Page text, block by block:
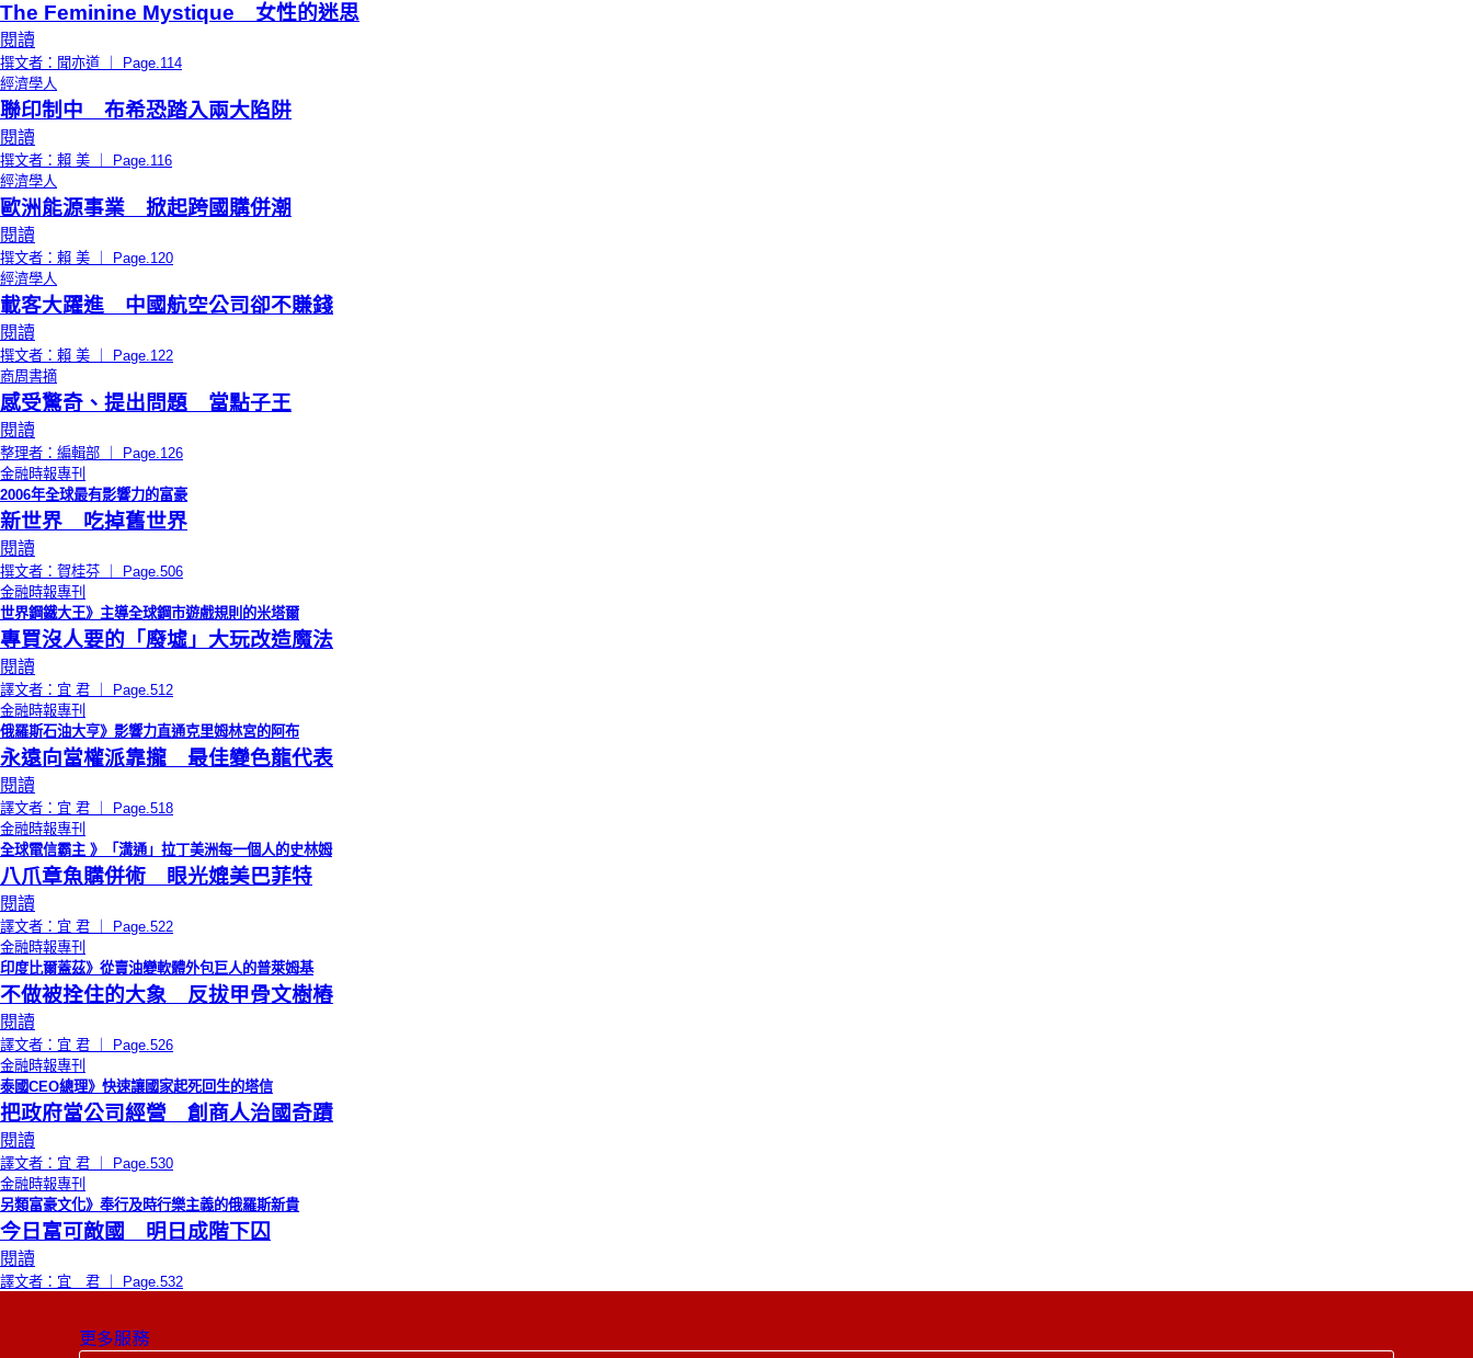
The Feminine Mystique 女性的迷思
閱讀
撰文者：聞亦道 ｜ Page.114
經濟學人
聯印制中 布希恐踏入兩大陷阱
閱讀
撰文者：賴 美 ｜ Page.116
經濟學人
歐洲能源事業 掀起跨國購併潮
閱讀
撰文者：賴 美 ｜ Page.120
經濟學人
載客大躍進 中國航空公司卻不賺錢
閱讀
撰文者：賴 美 ｜ Page.122
商周書摘
感受驚奇、提出問題 當點子王
閱讀
整理者：編輯部 ｜ Page.126
金融時報專刊
2006年全球最有影響力的富豪
新世界 吃掉舊世界
閱讀
撰文者：賀桂芬 ｜ Page.506
金融時報專刊
世界鋼鐵大王》主導全球鋼市遊戲規則的米塔爾
專買沒人要的「廢墟」大玩改造魔法
閱讀
譯文者：宜 君 ｜ Page.512
金融時報專刊
俄羅斯石油大亨》影響力直通克里姆林宮的阿布
永遠向當權派靠攏 最佳變色龍代表
閱讀
譯文者：宜 君 ｜ Page.518
金融時報專刊
全球電信霸主 》「溝通」拉丁美洲每一個人的史林姆
八爪章魚購併術 眼光媲美巴菲特
閱讀
譯文者：宜 君 ｜ Page.522
金融時報專刊
印度比爾蓋茲》從賣油變軟體外包巨人的普萊姆基
不做被拴住的大象 反拔甲骨文樹樁
閱讀
譯文者：宜 君 ｜ Page.526
金融時報專刊
泰國CEO總理》快速讓國家起死回生的塔信
把政府當公司經營 創商人治國奇蹟
閱讀
譯文者：宜 君 ｜ Page.530
金融時報專刊
另類富豪文化》奉行及時行樂主義的俄羅斯新貴
今日富可敵國 明日成階下囚
閱讀
譯文者：宜 君 ｜ Page.532
更多服務